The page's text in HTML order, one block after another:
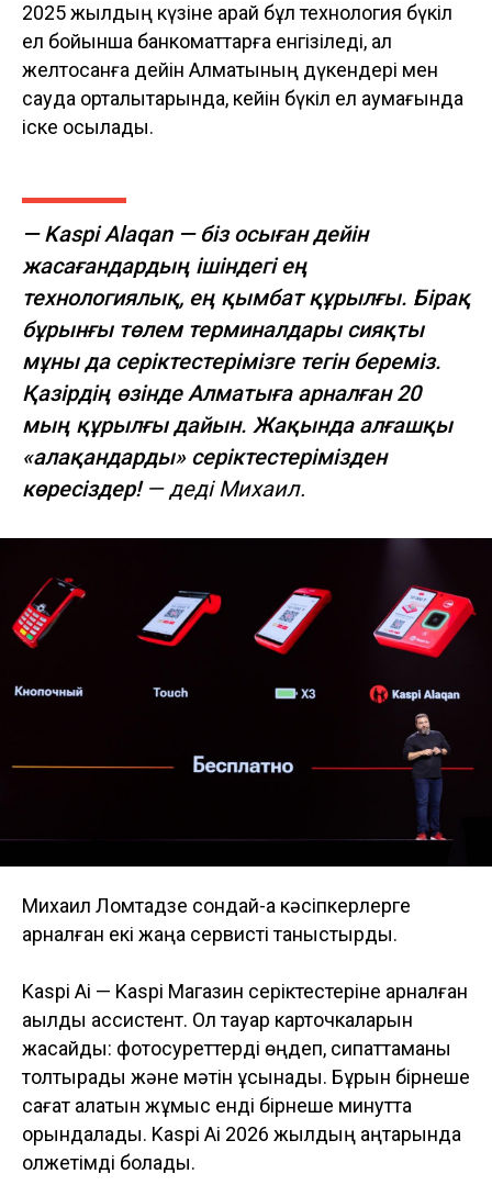
2025 жылдың күзіне қарай бұл технология бүкіл
ел бойынша банкоматтарға енгізіледі, ал
желтоқсанға дейін Алматының дүкендері мен
сауда орталықтарында, кейін бүкіл ел аумағында
іске қосылады.
— Kaspi Alaqan — біз осыған дейін
жасағандардың ішіндегі ең
технологиялық, ең қымбат құрылғы. Бірақ
бұрынғы төлем терминалдары сияқты
мұны да серіктестерімізге тегін береміз.
Қазірдің өзінде Алматыға арналған 20
мың құрылғы дайын. Жақында алғашқы
«алақандарды» серіктестерімізден
көресіздер! — деді Михаил.
Михаил Ломтадзе сондай-ақ кәсіпкерлерге
арналған екі жаңа сервисті таныстырды.
Kaspi Ai — Kaspi Магазин серіктестеріне арналған
ақылды ассистент. Ол тауар карточкаларын
жасайды: фотосуреттерді өңдеп, сипаттаманы
толтырады және мәтін ұсынады. Бұрын бірнеше
сағат алатын жұмыс енді бірнеше минутта
орындалады. Kaspi Ai 2026 жылдың қаңтарында
қолжетімді болады.